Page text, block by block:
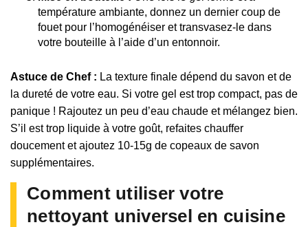
température ambiante, donnez un dernier coup de
fouet pour l’homogénéiser et transvasez-le dans
votre bouteille à l’aide d’un entonnoir.
Astuce de Chef : La texture finale dépend du savon et de
la dureté de votre eau. Si votre gel est trop compact, pas de
panique ! Rajoutez un peu d’eau chaude et mélangez bien.
S’il est trop liquide à votre goût, refaites chauffer
doucement et ajoutez 10-15g de copeaux de savon
supplémentaires.
Comment utiliser votre
nettoyant universel en cuisine